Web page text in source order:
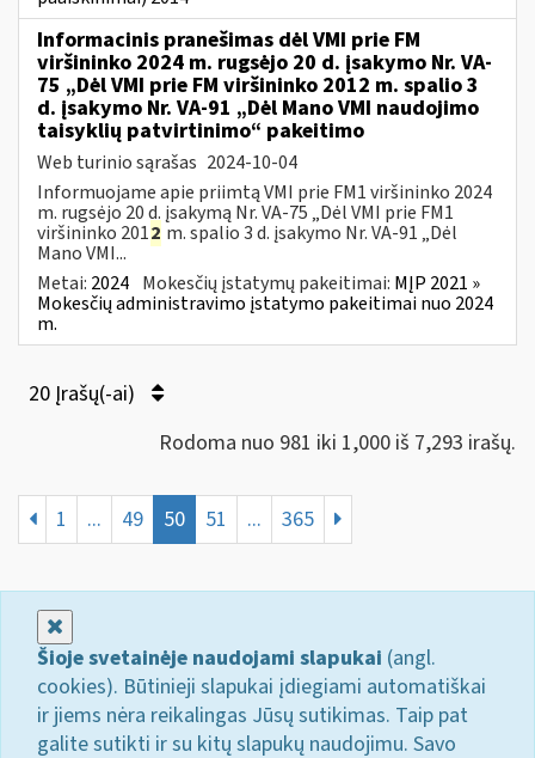
Informacinis pranešimas dėl VMI prie FM
viršininko 2024 m. rugsėjo 20 d. įsakymo Nr. VA-
75 „Dėl VMI prie FM viršininko 2012 m. spalio 3
d. įsakymo Nr. VA-91 „Dėl Mano VMI naudojimo
taisyklių patvirtinimo“ pakeitimo
Web turinio sąrašas 2024-10-04
Informuojame apie priimtą VMI prie FM1 viršininko 2024
m. rugsėjo 20 d. įsakymą Nr. VA-75 „Dėl VMI prie FM1
viršininko 2012 m. spalio 3 d. įsakymo Nr. VA-91 „Dėl
Mano VMI...
Metai: 2024 Mokesčių įstatymų pakeitimai: MĮP 2021 »
Mokesčių administravimo įstatymo pakeitimai nuo 2024
m.
20 Įrašų(-ai)
Rodoma nuo 981 iki 1,000 iš 7,293 irašų.
1 ... 49 50 51 ... 365
Šioje svetainėje naudojami slapukai (angl.
cookies). Būtinieji slapukai įdiegiami automatiškai
ir jiems nėra reikalingas Jūsų sutikimas. Taip pat
galite sutikti ir su kitų slapukų naudojimu. Savo